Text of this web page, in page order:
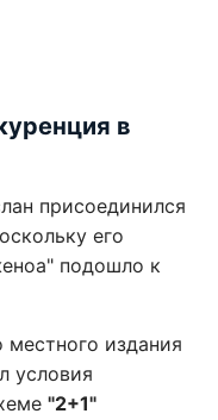
в
присоединился
его
подошло к
издания
условия
"2+1"